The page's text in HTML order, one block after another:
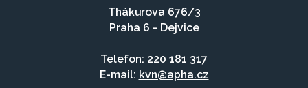
Thákurova 676/3
Praha 6 - Dejvice
Telefon: 220 181 317
E-mail: kvn@apha.cz